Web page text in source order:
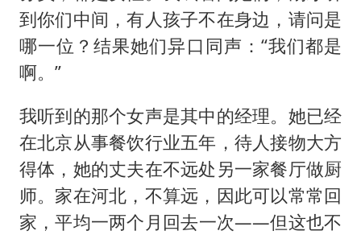
到你们中间，有人孩子不在身边，请问是
哪一位？结果她们异口同声：“我们都是
啊。”
我听到的那个女声是其中的经理。她已经
在北京从事餐饮行业五年，待人接物大方
得体，她的丈夫在不远处另一家餐厅做厨
师。家在河北，不算远，因此可以常常回
家，平均一两个月回去一次——但这也不